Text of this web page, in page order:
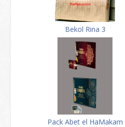
Bekol Rina 3
Pack Abet el HaMakam